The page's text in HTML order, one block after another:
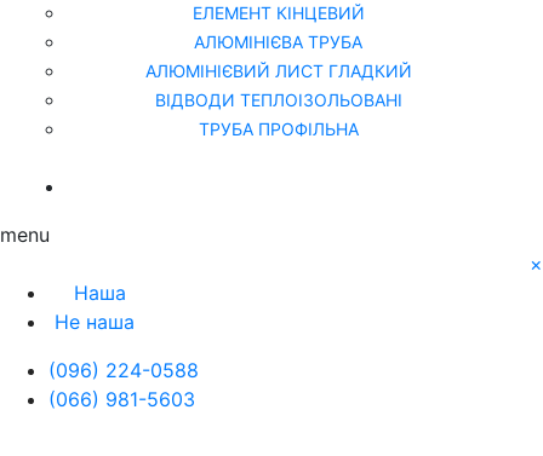
ЕЛЕМЕНТ КІНЦЕВИЙ
АЛЮМІНІЄВА ТРУБА
АЛЮМІНІЄВИЙ ЛИСТ ГЛАДКИЙ
ВІДВОДИ ТЕПЛОІЗОЛЬОВАНІ
ТРУБА ПРОФІЛЬНА
menu
×
Наша
Не наша
(096) 224-0588
(066) 981-5603